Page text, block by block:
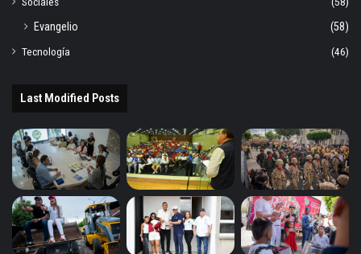
Evangelio
(58)
Tecnología
(46)
Last Modified Posts